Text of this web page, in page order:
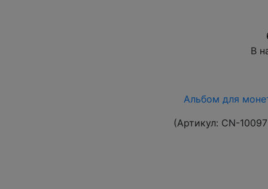
В
Альбом для
(Артикул: CN-